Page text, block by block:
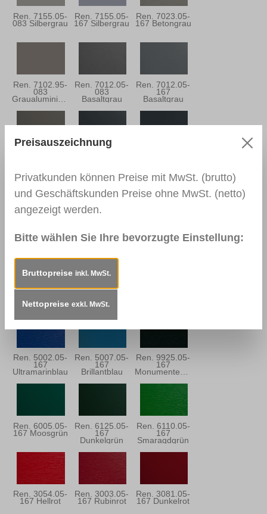
Ren. 7155.05-
083 Silbergrau
Ren. 7155.05-
167 Silbergrau
Ren. 7023.05-
167 Betongrau
Ren. 7102.95-
083
Ren. 7012.05-
083
Basaltgrau
Ren. 7012.05-
167
Basaltgrau
Schwarzgrau Monumentblau Schiefergrau
Ren. 5150.05- Ren. 5013.05-
Dunkelblau
Ren. 5002.05-
167
Ultramarinblau
Ren. 5007.05-
167
Brillantblau
Ren. 9925.05-
167
Ren. 6005.05-
167 Moosgrün
Ren. 6125.05-
167
Dunkelgrün
Ren. 6110.05-
167
Smaragdgrün
Ren. 3054.05-
167 Hellrot
Ren. 3003.05-
167 Rubinrot
Ren. 3081.05-
167 Dunkelrot
Preisauszeichnung
Privatkunden können Preise mit MwSt. (brutto)
und Geschäftskunden Preise ohne MwSt. (netto)
angezeigt werden.
Bitte wählen Sie Ihre bevorzugte Einstellung:
Bruttopreise inkl. MwSt.
Nettopreise exkl. MwSt.